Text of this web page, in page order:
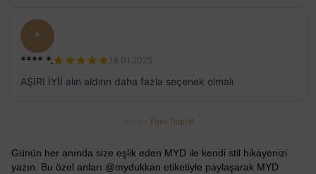
*
**** *. 18.01.2025
AŞIRI İYİİ alın aldırın daha fazla seçenek olmalı
Foxs Digital
Günün her anında size eşlik eden MYD ile kendi stil hikayenizi
yazın. Bu özel anları @mydukkan etiketiyle paylaşarak MYD